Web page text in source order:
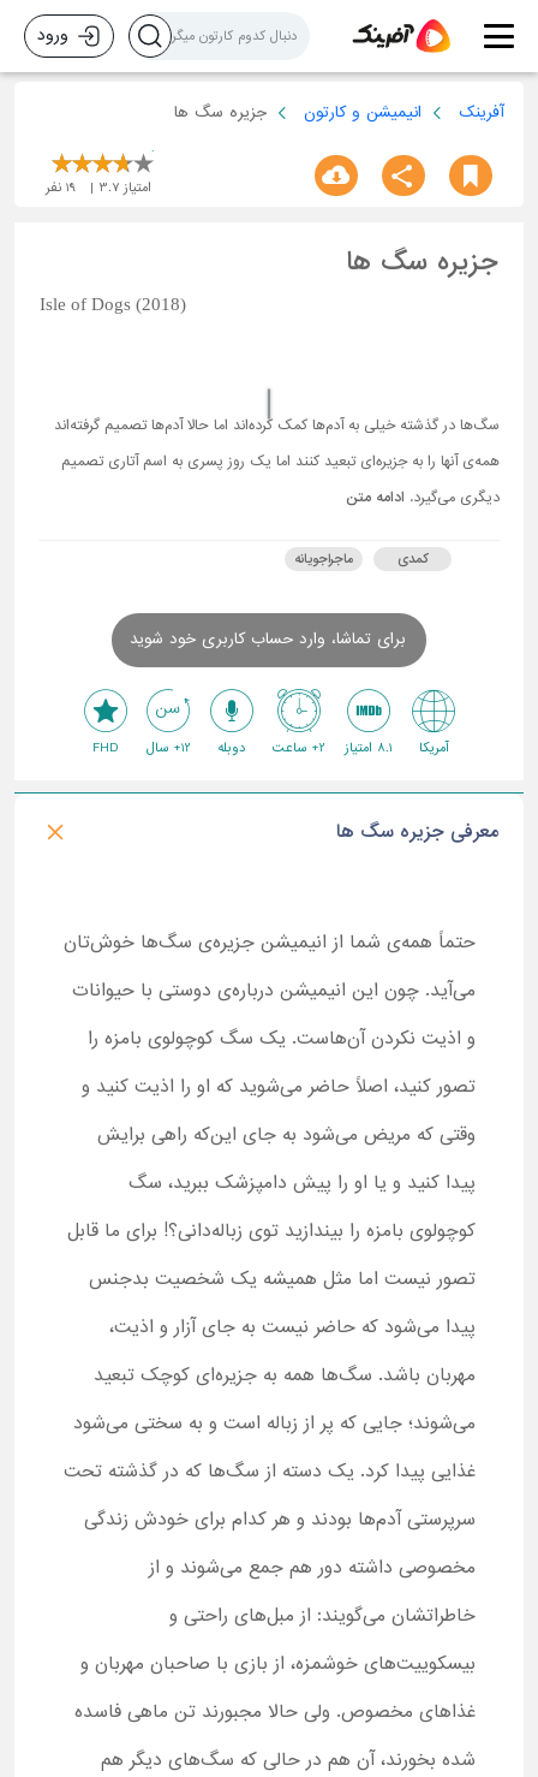
ورود
آفرینک انیمیشن و کارتون جزیره سگ ها
امتیاز 3.7
19 نفر
جزیره سگ ها
Isle of Dogs (2018)
سگ‌ها در گذشته خیلی به آدم‌ها کمک کرده‌اند اما حالا آدم‌ها تصمیم گرفته‌اند
همه‌ی آنها را به جزیره‌ای تبعید کنند اما یک روز پسری به اسم آتاری تصمیم
دیگری می‌گیرد. ادامه متن
کمدی ماجراجویانه
برای تماشا، وارد حساب کاربری خود شوید
آمریکا 8.1 امتیاز 2+ ساعت دوبله 12+ سال FHD
معرفی جزیره سگ ها
حتماً همه‌ی شما از انیمیشن جزیره‌ی سگ‌ها خوش‌تان
می‌آید. چون این انیمیشن درباره‌ی دوستی با حیوانات
و اذیت نکردن آن‌هاست. یک سگ کوچولوی بامزه را
تصور کنید، اصلاً حاضر می‌شوید که او را اذیت کنید و
وقتی که مریض می‌شود به جای این‌که راهی برایش
پیدا کنید و یا او را پیش دامپزشک ببرید، سگ
کوچولوی بامزه را بیندازید توی زباله‌دانی؟! برای ما قابل
تصور نیست اما مثل همیشه یک شخصیت بدجنس
پیدا می‌شود که حاضر نیست به جای آزار و اذیت،
مهربان باشد. سگ‌ها همه به جزیره‌ای کوچک تبعید
می‌شوند؛ جایی که پر از زباله است و به سختی می‌شود
غذایی پیدا کرد. یک دسته از سگ‌ها که در گذشته تحت
سرپرستی آدم‌ها بودند و هر کدام برای خودش زندگی
مخصوصی داشته دور هم جمع می‌شوند و از
خاطراتشان می‌گویند: از مبل‌های راحتی و
بیسکوییت‌های خوشمزه، از بازی با صاحبان مهربان و
غذاهای مخصوص. ولی حالا مجبورند تن ماهی فاسده
شده بخورند، آن هم در حالی که سگ‌های دیگر هم